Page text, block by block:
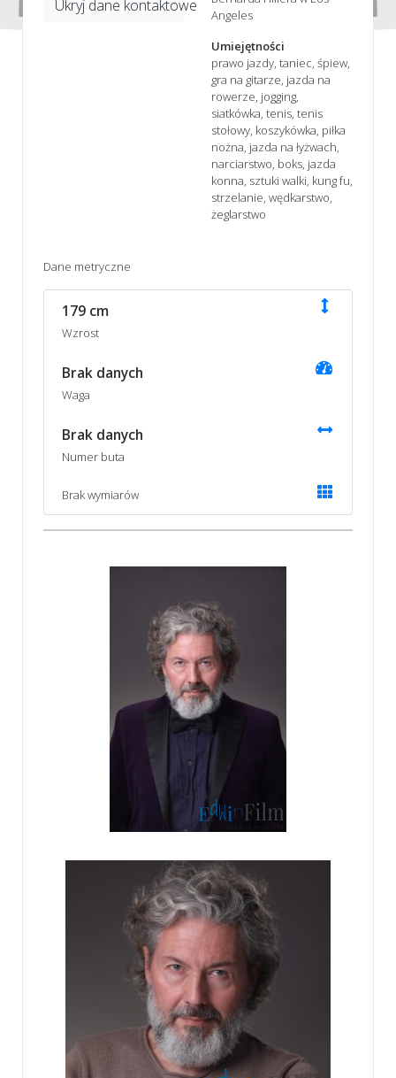
Ukryj dane kontaktowe
Angeles
Umiejętności
prawo jazdy, taniec, śpiew,
gra na gitarze, jazda na
rowerze, jogging,
siatkówka, tenis, tenis
stołowy, koszykówka, piłka
nożna, jazda na łyżwach,
narciarstwo, boks, jazda
konna, sztuki walki, kung fu,
strzelanie, wędkarstwo,
żeglarstwo
Dane metryczne
179 cm
Wzrost
Brak danych
Waga
Brak danych
Numer buta
Brak wymiarów